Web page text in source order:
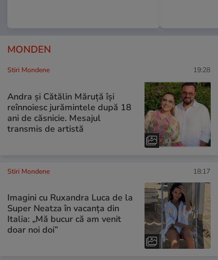
MONDEN
Stiri Mondene 19:28
Andra și Cătălin Măruță își
reînnoiesc jurămintele după 18
ani de căsnicie. Mesajul
transmis de artistă
Stiri Mondene 18:17
Imagini cu Ruxandra Luca de la
Super Neatza în vacanța din
Italia: „Mă bucur că am venit
doar noi doi”